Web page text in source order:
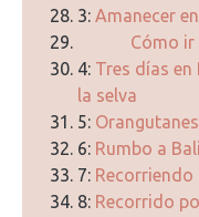
3: Amanecer
Cómo ir
4: Tres días en
la selva
5:
6: Rumbo a
7: Recorriendo
8: Recorrido